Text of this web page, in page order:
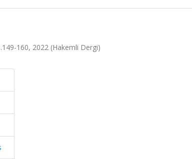
160, 2022 (Hakemli Dergi)